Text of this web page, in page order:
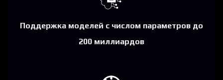
Поддержка моделей с числом параметров до
200 миллиардов​